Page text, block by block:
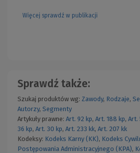
Więcej sprawdź w publikacji
Sprawdź także:
Szukaj produktów wg: Zawody, Rodzaje,
Autorzy, Segmenty
Artykuły prawne: Art. 92 kp, Art. 188 kp, Art.
36 kp, Art. 30 kp, Art. 233 kk, Art. 207 kk
Kodeksy: Kodeks Karny (KK), Kodeks
Postępowania Administracyjnego (KPA),